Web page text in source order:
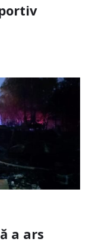
a ars